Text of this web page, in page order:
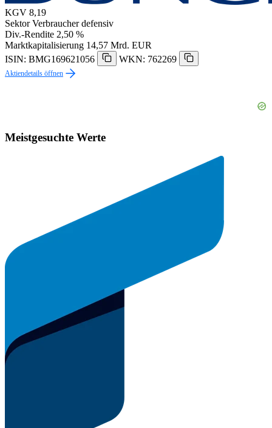
KGV 8,19
Sektor Verbraucher defensiv
Div.-Rendite 2,50 %
Marktkapitalisierung 14,57 Mrd. EUR
ISIN: BMG169621056
WKN: 762269
Aktiendetails öffnen
Meistgesuchte Werte